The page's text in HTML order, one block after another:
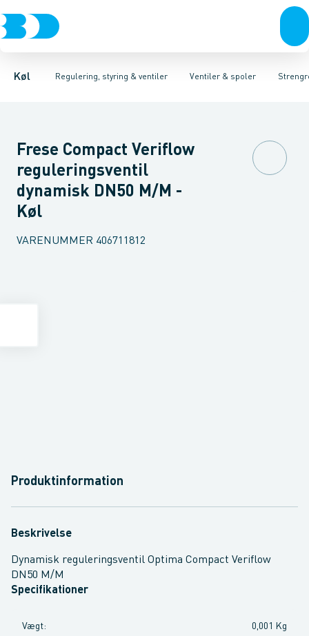
Køl Regulering, styring & ventiler
KompressorerKondenseringsaggregaterFordampere
Ventiler & spoler
Pressostater & termostaterSensorer & transmitterer
Magnetventiler til vandMagnetventiler til kølemiddel
Frese Compact Veriflow
reguleringsventil
dynamisk DN50 M/M -
Køl
VARENUMMER 406711812
Produktinformation
Beskrivelse
Dynamisk reguleringsventil Optima Compact Veriflow
DN50 M/M
Specifikationer
Vægt: 0,001 Kg